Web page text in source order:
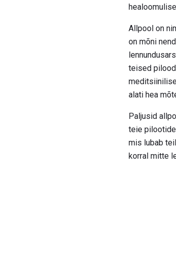
Allpool on
on mõni
teised
alati hea
Paljusid
teie
mis lubab
korral mitte